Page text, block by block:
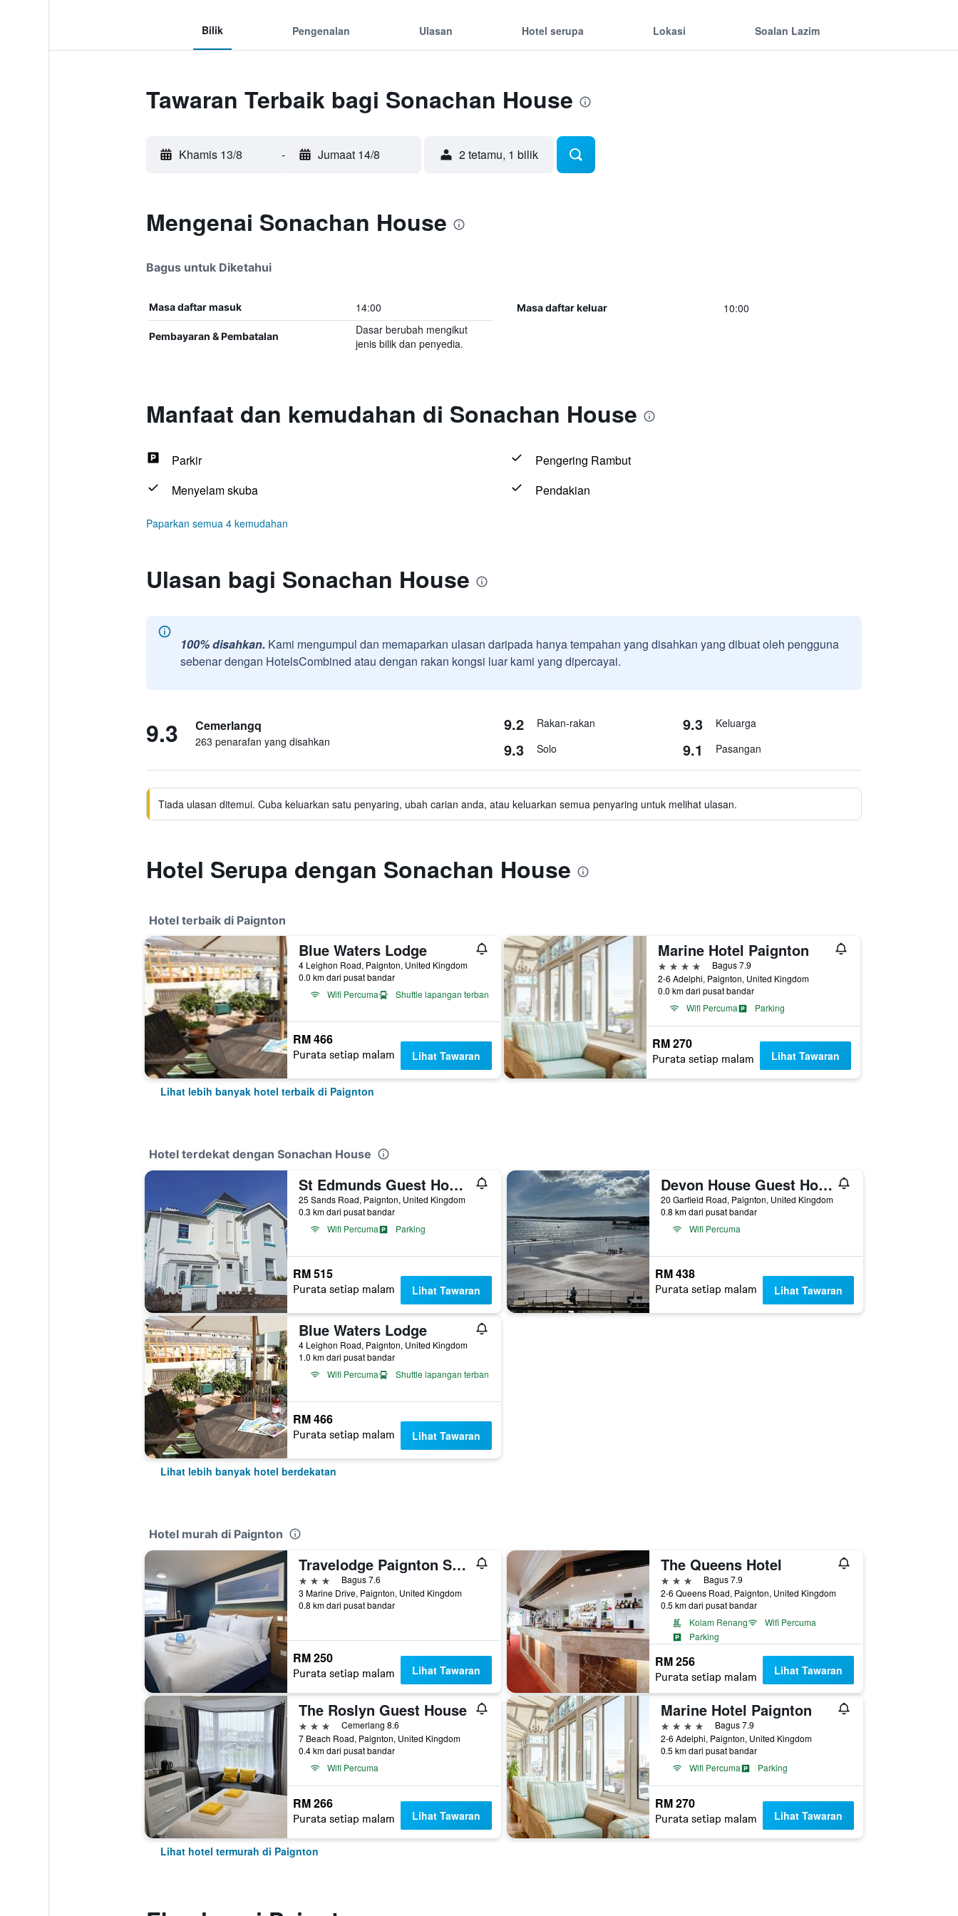
Bilik Pengenalan Ulasan Hotel serupa Lokasi Soalan Lazim
Tawaran Terbaik bagi Sonachan House
Khamis 13/8 - Jumaat 14/8 2 tetamu, 1 bilik
Mengenai Sonachan House
Bagus untuk Diketahui
Masa daftar masuk 14:00 Masa daftar keluar 10:00
Pembayaran & Pembatalan
Dasar berubah mengikut
jenis bilik dan penyedia.
Manfaat dan kemudahan di Sonachan House
Parkir
Pengering Rambut
Menyelam skuba
Pendakian
Paparkan semua 4 kemudahan
Ulasan bagi Sonachan House
100% disahkan. Kami mengumpul dan memaparkan ulasan daripada hanya tempahan yang disahkan yang dibuat oleh pengguna
sebenar dengan HotelsCombined atau dengan rakan kongsi luar kami yang dipercayai.
9.3 Cemerlangq
263 penarafan yang disahkan
9.2 Rakan-rakan 9.3 Keluarga
9.3 Solo 9.1 Pasangan
Tiada ulasan ditemui. Cuba keluarkan satu penyaring, ubah carian anda, atau keluarkan semua penyaring untuk melihat ulasan.
Hotel Serupa dengan Sonachan House
Hotel terbaik di Paignton
Blue Waters Lodge
4 Leighon Road, Paignton, United Kingdom
0.0 km dari pusat bandar
Wifi Percuma
Shuttle lapangan terbang
RM 466
Purata setiap malam Lihat Tawaran
Marine Hotel Paignton
4 bintang
Bagus 7.9
2-6 Adelphi, Paignton, United Kingdom
0.0 km dari pusat bandar
Wifi Percuma
Parking
RM 270
Purata setiap malam Lihat Tawaran
Lihat lebih banyak hotel terbaik di Paignton
Hotel terdekat dengan Sonachan House
St Edmunds Guest House
25 Sands Road, Paignton, United Kingdom
0.3 km dari pusat bandar
Wifi Percuma
Parking
RM 515
Purata setiap malam Lihat Tawaran
Devon House Guest House
20 Garfield Road, Paignton, United Kingdom
0.8 km dari pusat bandar
Wifi Percuma
RM 438
Purata setiap malam Lihat Tawaran
Blue Waters Lodge
4 Leighon Road, Paignton, United Kingdom
1.0 km dari pusat bandar
Wifi Percuma
Shuttle lapangan terbang
RM 466
Purata setiap malam Lihat Tawaran
Lihat lebih banyak hotel berdekatan
Hotel murah di Paignton
Travelodge Paignton Seafront
3 bintangBagus 7.6
3 Marine Drive, Paignton, United Kingdom
0.8 km dari pusat bandar
RM 250
Purata setiap malam Lihat Tawaran
The Queens Hotel
3 bintangBagus 7.9
2-6 Queens Road, Paignton, United Kingdom
0.5 km dari pusat bandar
Kolam Renang
Wifi Percuma
Parking
RM 256
Purata setiap malam Lihat Tawaran
The Roslyn Guest House
3 bintangCemerlang 8.6
7 Beach Road, Paignton, United Kingdom
0.4 km dari pusat bandar
Wifi Percuma
RM 266
Purata setiap malam Lihat Tawaran
Marine Hotel Paignton
4 bintang
Bagus 7.9
2-6 Adelphi, Paignton, United Kingdom
0.5 km dari pusat bandar
Wifi Percuma
Parking
RM 270
Purata setiap malam Lihat Tawaran
Lihat hotel termurah di Paignton